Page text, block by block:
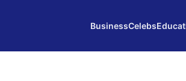
BusinessCelebs